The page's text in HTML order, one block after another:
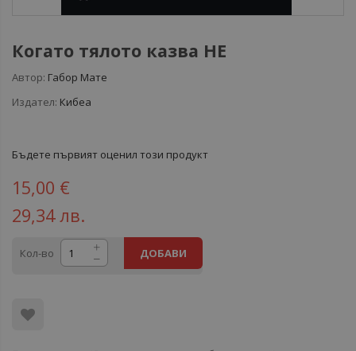
Когато тялото казва НЕ
Автор: Габор Мате
Издател: Кибеа
Бъдете първият оценил този продукт
15,00 €
29,34 лв.
Кол-во ДОБАВИ